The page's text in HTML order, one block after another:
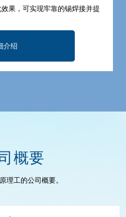
果，可实现牢靠的锡焊接并提
介绍
概要
理工的公司概要。